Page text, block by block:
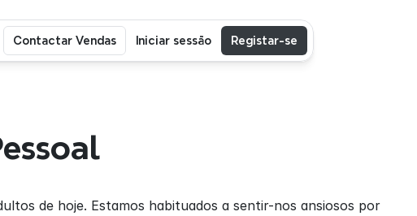
de hoje. Estamos habituados a sentir-nos ansiosos por
Contactar Vendas Iniciar sessão Registar-se